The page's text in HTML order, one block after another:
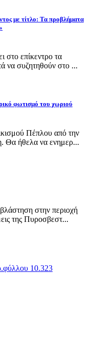
με τίτλο: Τα προβλήματα
στο επίκεντρο τα
να συζητηθούν στο ...
φωτισμό του χωριού
Πέπλου από την
Θα ήθελα να ενημερ...
στην περιοχή
της Πυροσβεστ...
10.323